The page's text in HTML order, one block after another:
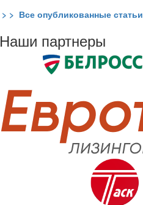
> > Все опубликованные статьи
Наши партнеры